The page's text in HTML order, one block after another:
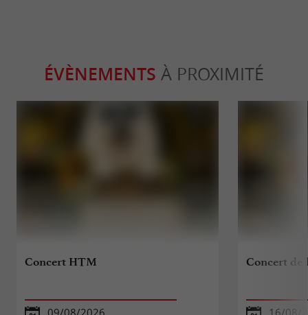
ÉVÈNEMENTS À PROXIMITÉ
Concert HTM Concert de